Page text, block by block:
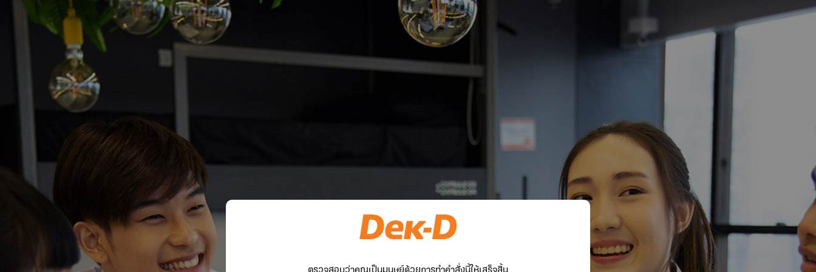
ตรวจสอบว่าคุณเป็นมนุษย์ด้วยการทำคำสั่งนี้ให้เสร็จสิ้น